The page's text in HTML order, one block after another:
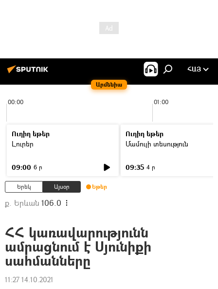
Արմենիա
ՀԱՅ
00:00 01:00
Ուղիղ եթեր
Լուրեր
09:00 6 ր
Ուղիղ եթեր
Մամուլի տեսություն
09:35 4 ր
Երեկ Այսօր Եթեր
ք. Երևան 106.0
ՀՀ կառավարությունն
ամրացնում է Սյունիքի
սահմանները
11:27 14.10.2021